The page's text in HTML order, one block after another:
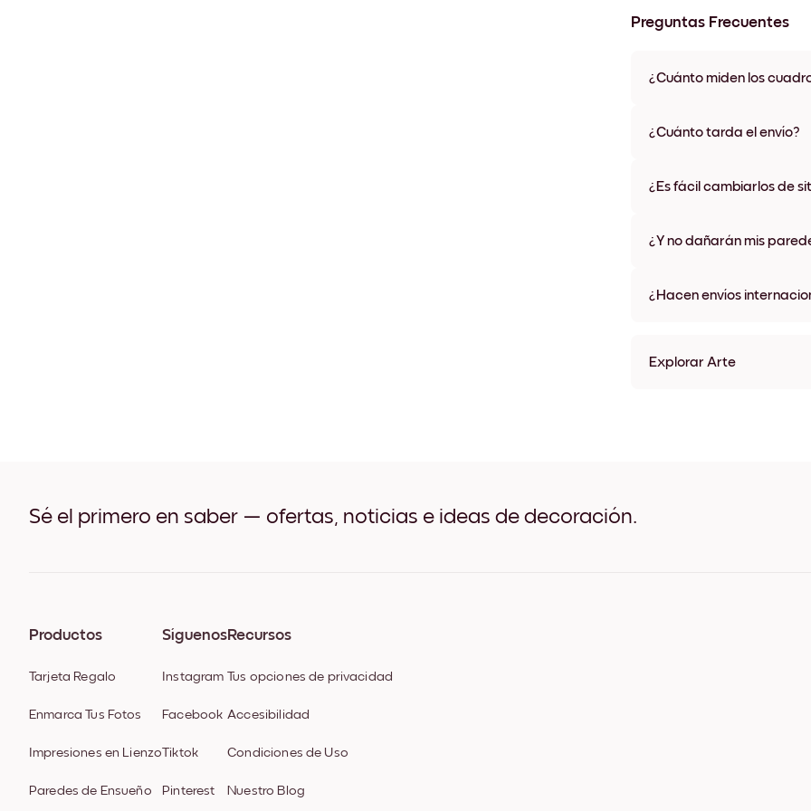
Preguntas Frecuentes
¿Cuánto miden los
materiales y colores de
¿Cuánto tarda el envío?
algunos países. Te
¿Es fácil cambiarlos de
¿Y no dañarán mis
¿Hacen envíos
Explorar Arte
Sé el primero en saber — ofertas, noticias e ideas de decoración.
Productos
Tarjeta Regalo
Enmarca Tus Fotos
Impresiones en Lienzo
Paredes de Ensueño
Síguenos
Instagram
Facebook
Tiktok
Pinterest
Recursos
Tus opciones de privacidad
Accesibilidad
Condiciones de Uso
Nuestro Blog